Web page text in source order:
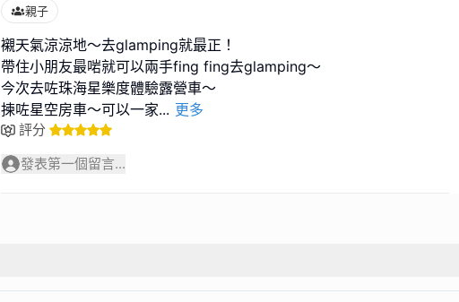
親子
襯天氣涼涼地～去glamping就最正！
帶住小朋友最啱就可以兩手fing fing去glamping～
今次去咗珠海星樂度體驗露營車～
揀咗星空房車～可以一家... 更多
評分
發表第一個留言...